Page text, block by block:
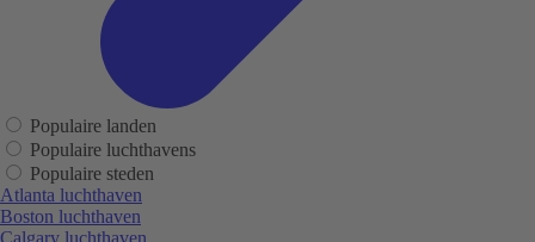
Populaire landen
Populaire luchthavens
Populaire steden
Atlanta luchthaven
Boston luchthaven
Calgary luchthaven